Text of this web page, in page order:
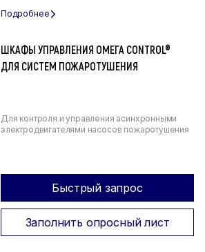
ШКАФЫ УПРАВЛЕНИЯ ОМЕГА CONTROL®
ДЛЯ СИСТЕМ ПОЖАРОТУШЕНИЯ
Для контроля и управления асинхронными
электродвигателями насосов пожаротушения
Быстрый запрос
Заполнить опросный лист